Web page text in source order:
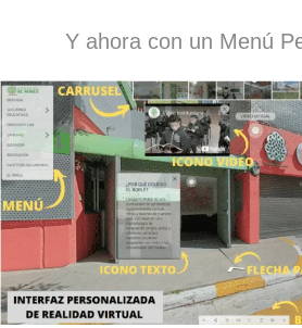
Y ahora con un Menú